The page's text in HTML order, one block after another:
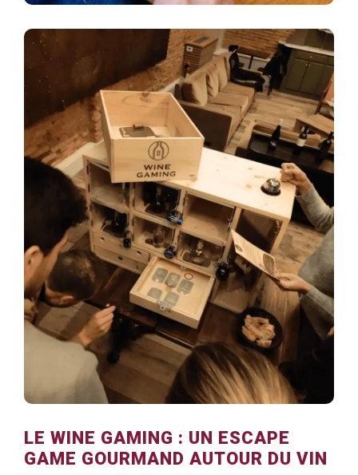
LE WINE GAMING : UN ESCAPE
GAME GOURMAND AUTOUR DU VIN